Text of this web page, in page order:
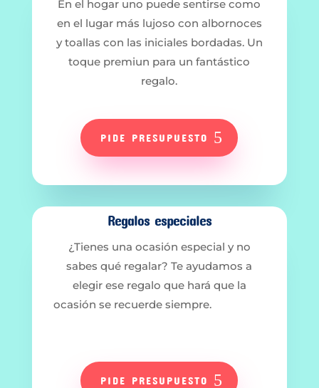
En el hogar uno puede sentirse como
en el lugar más lujoso con albornoces
y toallas con las iniciales bordadas. Un
toque premiun para un fantástico
regalo.
PIDE PRESUPUESTO
Regalos especiales
¿Tienes una ocasión especial y no
sabes qué regalar? Te ayudamos a
elegir ese regalo que hará que la
ocasión se recuerde siempre.
PIDE PRESUPUESTO